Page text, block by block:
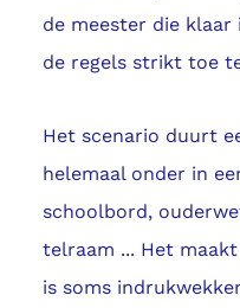
de meester die
de regels strikt toe
Het scenario duurt
helemaal onder in
schoolbord,
telraam ... Het
is soms